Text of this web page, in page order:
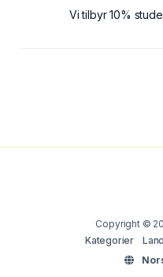
Vi tilbyr 10%
Copyright ©
Kategorier